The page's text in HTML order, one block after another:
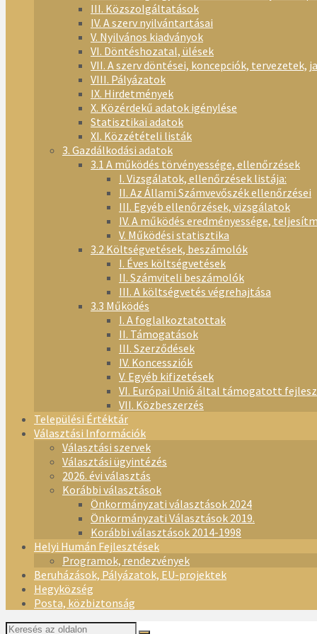
III. Közszolgáltatások
IV. A szerv nyilvántartásai
V. Nyilvános kiadványok
VI. Döntéshozatal, ülések
VII. A szerv döntései, koncepciók, tervezetek,
VIII. Pályázatok
IX. Hirdetmények
X. Közérdekű adatok igénylése
Statisztikai adatok
XI. Közzétételi listák
3. Gazdálkodási adatok
3.1 A működés törvényessége, ellenőrzések
I. Vizsgálatok, ellenőrzések listája:
II. Az Állami Számvevőszék ellenőrzései
III. Egyéb ellenőrzések, vizsgálatok
IV. A működés eredményessége,
V. Működési statisztika
3.2 Költségvetések, beszámolók
I. Éves költségvetések
II. Számviteli beszámolók
III. A költségvetés végrehajtása
3.3 Működés
I. A foglalkoztatottak
II. Támogatások
III. Szerződések
IV. Koncessziók
V. Egyéb kifizetések
VI. Európai Unió által támogatott
VII. Közbeszerzés
Települési Értéktár
Választási Információk
Választási szervek
Választási ügyintézés
2026. évi választás
Korábbi választások
Önkormányzati választások 2024
Önkormányzati Választások 2019.
Korábbi választások 2014-1998
Helyi Humán Fejlesztések
Programok, rendezvények
Beruházások, Pályázatok, EU-projektek
Hegyközség
Posta, közbiztonság